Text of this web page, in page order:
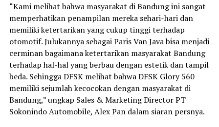
“Kami melihat bahwa masyarakat di Bandung ini sangat
memperhatikan penampilan mereka sehari-hari dan
memiliki ketertarikan yang cukup tinggi terhadap
otomotif. Julukannya sebagai Paris Van Java bisa menjadi
cerminan bagaimana ketertarikan masyarakat Bandung
terhadap hal-hal yang berbau dengan estetik dan tampil
beda. Sehingga DFSK melihat bahwa DFSK Glory 560
memiliki sejumlah kecocokan dengan masyarakat di
Bandung,” ungkap Sales & Marketing Director PT
Sokonindo Automobile, Alex Pan dalam siaran persnya.